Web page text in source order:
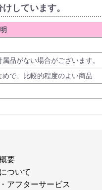
しています。
品がない場合がございます。
で、比較的程度のよい商品
要
ついて
アフターサービス